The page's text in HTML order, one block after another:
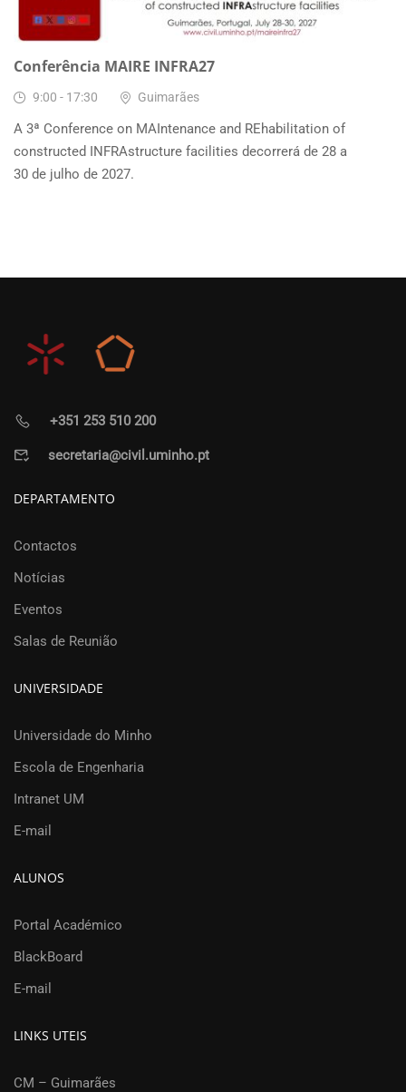
Conferência MAIRE INFRA27
9:00 - 17:30 Guimarães
A 3ª Conference on MAIntenance and REhabilitation of
constructed INFRAstructure facilities decorrerá de 28 a
30 de julho de 2027.
+351 253 510 200
secretaria@civil.uminho.pt
DEPARTAMENTO
Contactos
Notícias
Eventos
Salas de Reunião
UNIVERSIDADE
Universidade do Minho
Escola de Engenharia
Intranet UM
E-mail
ALUNOS
Portal Académico
BlackBoard
E-mail
LINKS UTEIS
CM – Guimarães